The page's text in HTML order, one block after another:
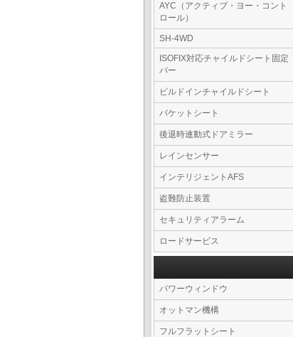
AYC（アクティブ・ヨー・コント
ロール）
SH-4WD
ISOFIX対応チャイルドシート固定
バー
ビルドインチャイルドシート
バケットシート
後退時連動式ドアミラー
レインセンサー
インテリジェントAFS
盗難防止装置
セキュリティアラーム
ロードサービス
パワーウィンドウ
オットマン機構
フルフラットシート